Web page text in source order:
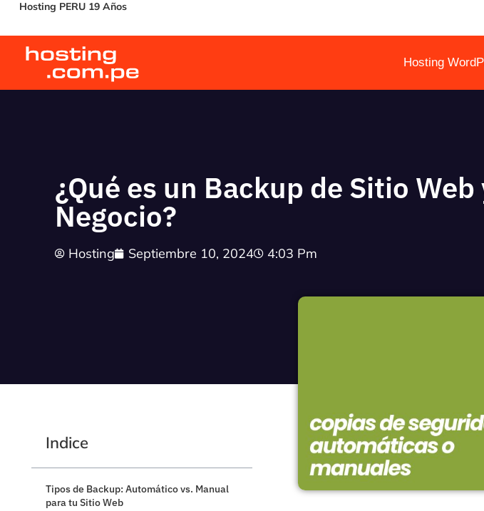
Hosting PERU 19 Años
Hosting
¿Qué es un Backup de Sitio
Negocio?
Hosting Septiembre 10, 2024 4:03 Pm
Indice
Tipos de Backup: Automático vs. Manual
para tu Sitio Web